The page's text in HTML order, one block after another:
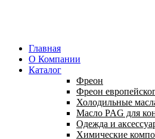
Главная
О Компании
Каталог
Фреон
Фреон
Холодильные
Масло PAG для
Одежда и
Химические